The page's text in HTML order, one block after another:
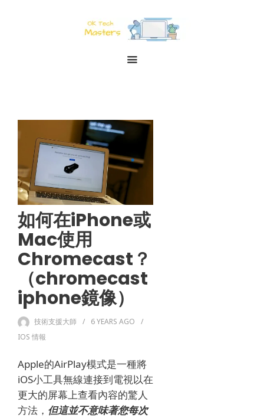
如何在iPhone或
Mac使用
Chromecast？
（chromecast
iphone鏡像）
技術支援大師 6 YEARS AGO
IOS 情報
Apple的AirPlay模式是一種將
iOS小工具無線連接到電視以在
更大的屏幕上查看內容的驚人
方法， 但這並不意味著您每次